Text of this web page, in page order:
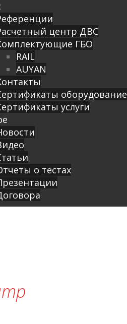
центр ДВС
ГБО
RAIL
AUYAN
оборудование
услуги
о тестах